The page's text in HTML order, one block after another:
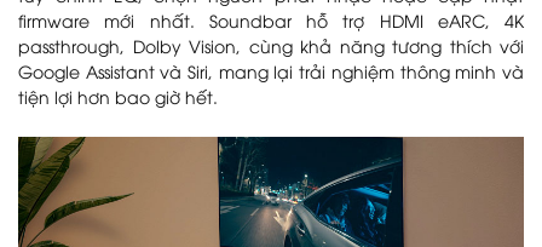
firmware mới nhất. Soundbar hỗ trợ HDMI eARC, 4K
passthrough, Dolby Vision, cùng khả năng tương thích với
Google Assistant và Siri, mang lại trải nghiệm thông minh và
tiện lợi hơn bao giờ hết.